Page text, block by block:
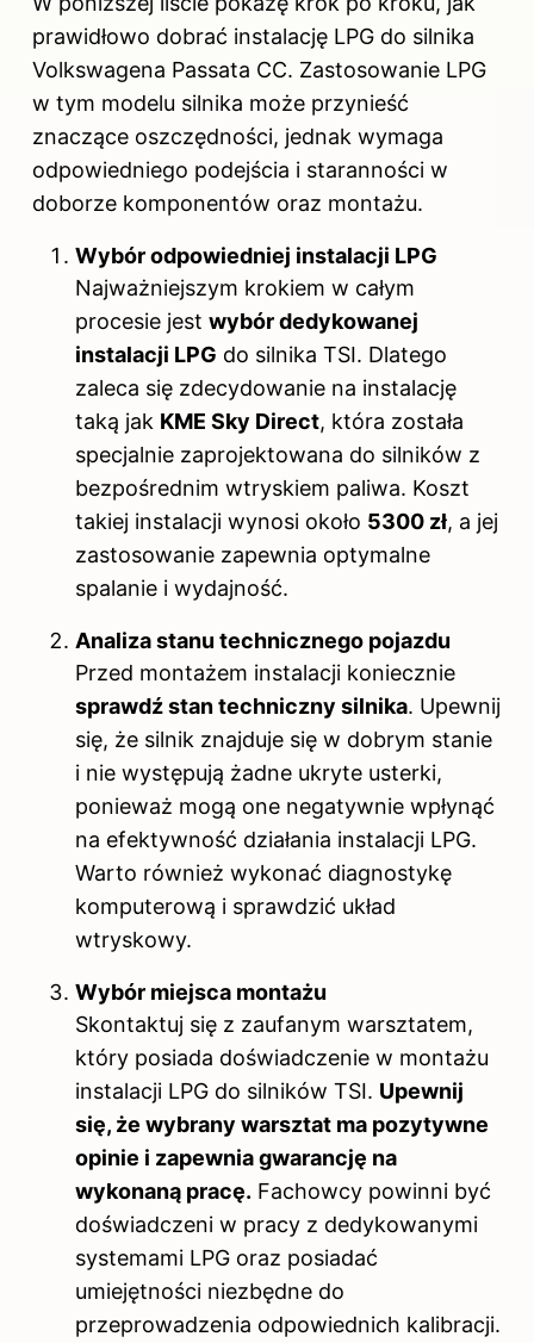
prawidłowo dobrać instalację LPG do silnika
Volkswagena Passata CC. Zastosowanie LPG
w tym modelu silnika może przynieść
znaczące oszczędności, jednak wymaga
odpowiedniego podejścia i staranności w
doborze komponentów oraz montażu.
Wybór odpowiedniej instalacji LPG
Najważniejszym krokiem w całym
procesie jest wybór dedykowanej
instalacji LPG do silnika TSI. Dlatego
zaleca się zdecydowanie na instalację
taką jak KME Sky Direct, która została
specjalnie zaprojektowana do silników z
bezpośrednim wtryskiem paliwa. Koszt
takiej instalacji wynosi około 5300 zł, a jej
zastosowanie zapewnia optymalne
spalanie i wydajność.
Analiza stanu technicznego pojazdu
Przed montażem instalacji koniecznie
sprawdź stan techniczny silnika. Upewnij
się, że silnik znajduje się w dobrym stanie
i nie występują żadne ukryte usterki,
ponieważ mogą one negatywnie wpłynąć
na efektywność działania instalacji LPG.
Warto również wykonać diagnostykę
komputerową i sprawdzić układ
wtryskowy.
Wybór miejsca montażu
Skontaktuj się z zaufanym warsztatem,
który posiada doświadczenie w montażu
instalacji LPG do silników TSI. Upewnij
się, że wybrany warsztat ma pozytywne
opinie i zapewnia gwarancję na
wykonaną pracę. Fachowcy powinni być
doświadczeni w pracy z dedykowanymi
systemami LPG oraz posiadać
umiejętności niezbędne do
przeprowadzenia odpowiednich kalibracji.